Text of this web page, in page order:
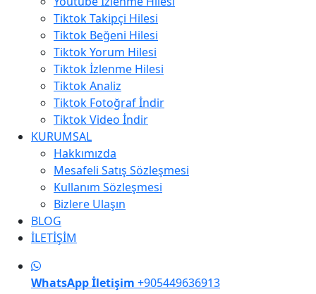
Tiktok Takipçi Hilesi
Tiktok Beğeni Hilesi
Tiktok Yorum Hilesi
Tiktok İzlenme Hilesi
Tiktok Analiz
Tiktok Fotoğraf İndir
Tiktok Video İndir
KURUMSAL
Hakkımızda
Mesafeli Satış Sözleşmesi
Kullanım Sözleşmesi
Bizlere Ulaşın
BLOG
İLETİŞİM
WhatsApp İletişim +905449636913